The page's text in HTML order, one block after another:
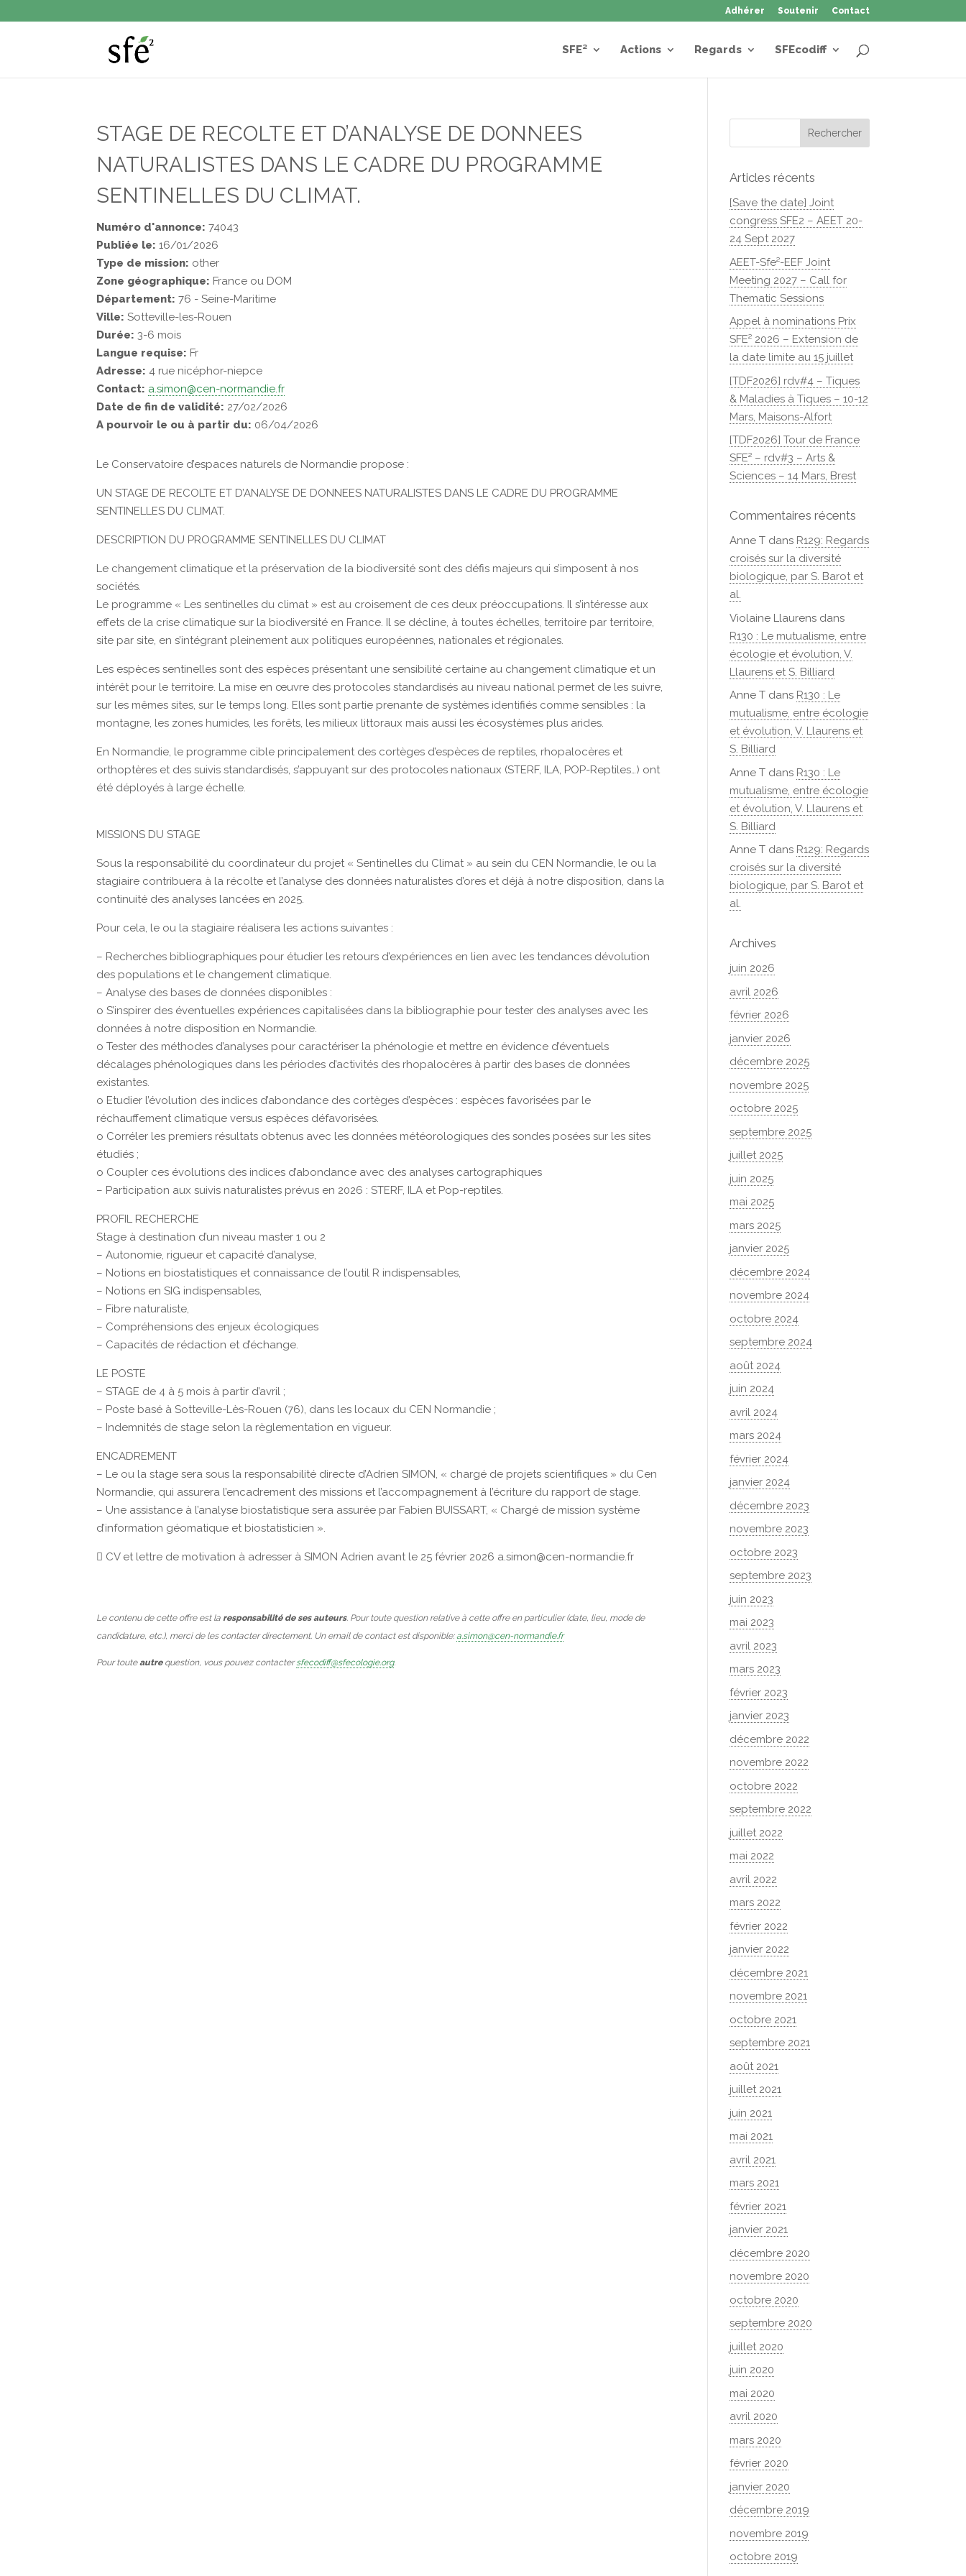
Adhérer Soutenir Contact
SFE² Actions Regards SFEcodiff
STAGE DE RECOLTE ET D’ANALYSE DE DONNEES
NATURALISTES DANS LE CADRE DU PROGRAMME
SENTINELLES DU CLIMAT.
Numéro d'annonce: 74043
Publiée le: 16/01/2026
Type de mission: other
Zone géographique: France ou DOM
Département: 76 - Seine-Maritime
Ville: Sotteville-les-Rouen
Durée: 3-6 mois
Langue requise: Fr
Adresse: 4 rue nicéphor-niepce
Contact: a.simon@cen-normandie.fr
Date de fin de validité: 27/02/2026
A pourvoir le ou à partir du: 06/04/2026
Le Conservatoire d’espaces naturels de Normandie propose :
UN STAGE DE RECOLTE ET D’ANALYSE DE DONNEES NATURALISTES DANS LE CADRE DU PROGRAMME
SENTINELLES DU CLIMAT.
DESCRIPTION DU PROGRAMME SENTINELLES DU CLIMAT
Le changement climatique et la préservation de la biodiversité sont des défis majeurs qui s’imposent à nos
sociétés.
Le programme « Les sentinelles du climat » est au croisement de ces deux préoccupations. Il s’intéresse aux
effets de la crise climatique sur la biodiversité en France. Il se décline, à toutes échelles, territoire par territoire,
site par site, en s’intégrant pleinement aux politiques européennes, nationales et régionales.
Les espèces sentinelles sont des espèces présentant une sensibilité certaine au changement climatique et un
intérêt pour le territoire. La mise en œuvre des protocoles standardisés au niveau national permet de les suivre,
sur les mêmes sites, sur le temps long. Elles sont partie prenante de systèmes identifiés comme sensibles : la
montagne, les zones humides, les forêts, les milieux littoraux mais aussi les écosystèmes plus arides.
En Normandie, le programme cible principalement des cortèges d’espèces de reptiles, rhopalocères et
orthoptères et des suivis standardisés, s’appuyant sur des protocoles nationaux (STERF, ILA, POP-Reptiles…) ont
été déployés à large échelle.
MISSIONS DU STAGE
Sous la responsabilité du coordinateur du projet « Sentinelles du Climat » au sein du CEN Normandie, le ou la
stagiaire contribuera à la récolte et l’analyse des données naturalistes d’ores et déjà à notre disposition, dans la
continuité des analyses lancées en 2025.
Pour cela, le ou la stagiaire réalisera les actions suivantes :
– Recherches bibliographiques pour étudier les retours d’expériences en lien avec les tendances dévolution
des populations et le changement climatique.
– Analyse des bases de données disponibles :
o S’inspirer des éventuelles expériences capitalisées dans la bibliographie pour tester des analyses avec les
données à notre disposition en Normandie.
o Tester des méthodes d’analyses pour caractériser la phénologie et mettre en évidence d’éventuels
décalages phénologiques dans les périodes d’activités des rhopalocères à partir des bases de données
existantes.
o Etudier l’évolution des indices d’abondance des cortèges d’espèces : espèces favorisées par le
réchauffement climatique versus espèces défavorisées.
o Corréler les premiers résultats obtenus avec les données météorologiques des sondes posées sur les sites
étudiés ;
o Coupler ces évolutions des indices d’abondance avec des analyses cartographiques
– Participation aux suivis naturalistes prévus en 2026 : STERF, ILA et Pop-reptiles.
PROFIL RECHERCHE
Stage à destination d’un niveau master 1 ou 2
– Autonomie, rigueur et capacité d’analyse,
– Notions en biostatistiques et connaissance de l’outil R indispensables,
– Notions en SIG indispensables,
– Fibre naturaliste,
– Compréhensions des enjeux écologiques
– Capacités de rédaction et d’échange.
LE POSTE
– STAGE de 4 à 5 mois à partir d’avril ;
– Poste basé à Sotteville-Lès-Rouen (76), dans les locaux du CEN Normandie ;
– Indemnités de stage selon la règlementation en vigueur.
ENCADREMENT
– Le ou la stage sera sous la responsabilité directe d’Adrien SIMON, « chargé de projets scientifiques » du Cen
Normandie, qui assurera l’encadrement des missions et l’accompagnement à l’écriture du rapport de stage.
– Une assistance à l’analyse biostatistique sera assurée par Fabien BUISSART, « Chargé de mission système
d’information géomatique et biostatisticien ».
 CV et lettre de motivation à adresser à SIMON Adrien avant le 25 février 2026 a.simon@cen-normandie.fr
Le contenu de cette offre est laresponsabilité de ses auteurs. Pour toute question relative à cette offre en particulier (date, lieu, mode de
candidature, etc.), merci de les contacter directement. Un email de contact est disponible:a.simon@cen-normandie.fr
Pour touteautrequestion, vous pouvez contactersfecodiff@sfecologie.org.
Articles récents
[Save the date] Joint
congress SFE2 – AEET 20-
24 Sept 2027
AEET-Sfe²-EEF Joint
Meeting 2027 – Call for
Thematic Sessions
Appel à nominations Prix
SFE² 2026 – Extension de
la date limite au 15 juillet
[TDF2026] rdv#4 – Tiques
& Maladies à Tiques – 10-12
Mars, Maisons-Alfort
[TDF2026] Tour de France
SFE² – rdv#3 – Arts &
Sciences – 14 Mars, Brest
Commentaires récents
Anne T dans R129: Regards
croisés sur la diversité
biologique, par S. Barot et
al.
Violaine Llaurens dans
R130 : Le mutualisme, entre
écologie et évolution, V.
Llaurens et S. Billiard
Anne T dans R130 : Le
mutualisme, entre écologie
et évolution, V. Llaurens et
S. Billiard
Anne T dans R130 : Le
mutualisme, entre écologie
et évolution, V. Llaurens et
S. Billiard
Anne T dans R129: Regards
croisés sur la diversité
biologique, par S. Barot et
al.
Archives
juin 2026
avril 2026
février 2026
janvier 2026
décembre 2025
novembre 2025
octobre 2025
septembre 2025
juillet 2025
juin 2025
mai 2025
mars 2025
janvier 2025
décembre 2024
novembre 2024
octobre 2024
septembre 2024
août 2024
juin 2024
avril 2024
mars 2024
février 2024
janvier 2024
décembre 2023
novembre 2023
octobre 2023
septembre 2023
juin 2023
mai 2023
avril 2023
mars 2023
février 2023
janvier 2023
décembre 2022
novembre 2022
octobre 2022
septembre 2022
juillet 2022
mai 2022
avril 2022
mars 2022
février 2022
janvier 2022
décembre 2021
novembre 2021
octobre 2021
septembre 2021
août 2021
juillet 2021
juin 2021
mai 2021
avril 2021
mars 2021
février 2021
janvier 2021
décembre 2020
novembre 2020
octobre 2020
septembre 2020
juillet 2020
juin 2020
mai 2020
avril 2020
mars 2020
février 2020
janvier 2020
décembre 2019
novembre 2019
octobre 2019